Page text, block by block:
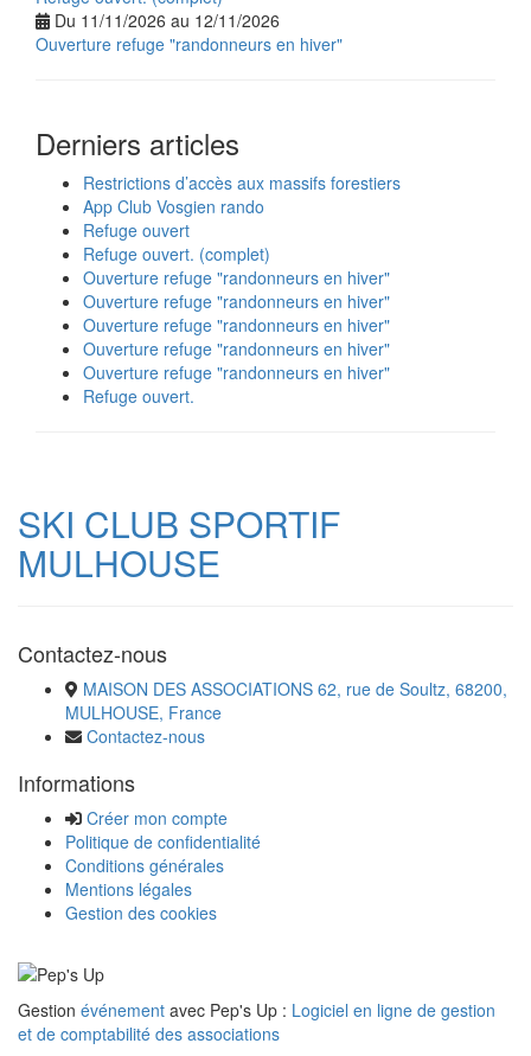
Du 11/11/2026 au 12/11/2026
Ouverture refuge "randonneurs en hiver"
Derniers articles
Restrictions d’accès aux massifs forestiers
App Club Vosgien rando
Refuge ouvert
Refuge ouvert. (complet)
Ouverture refuge "randonneurs en hiver"
Ouverture refuge "randonneurs en hiver"
Ouverture refuge "randonneurs en hiver"
Ouverture refuge "randonneurs en hiver"
Ouverture refuge "randonneurs en hiver"
Refuge ouvert.
SKI CLUB SPORTIF
MULHOUSE
Contactez-nous
MAISON DES ASSOCIATIONS 62, rue de Soultz, 68200,
MULHOUSE, France
Contactez-nous
Informations
Créer mon compte
Politique de confidentialité
Conditions générales
Mentions légales
Gestion des cookies
Gestion événement avec Pep's Up : Logiciel en ligne de gestion
et de comptabilité des associations